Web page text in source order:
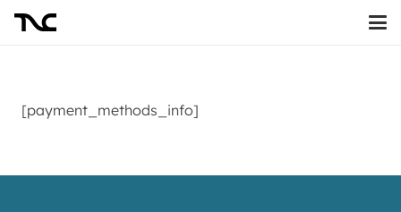
[payment_methods_info]